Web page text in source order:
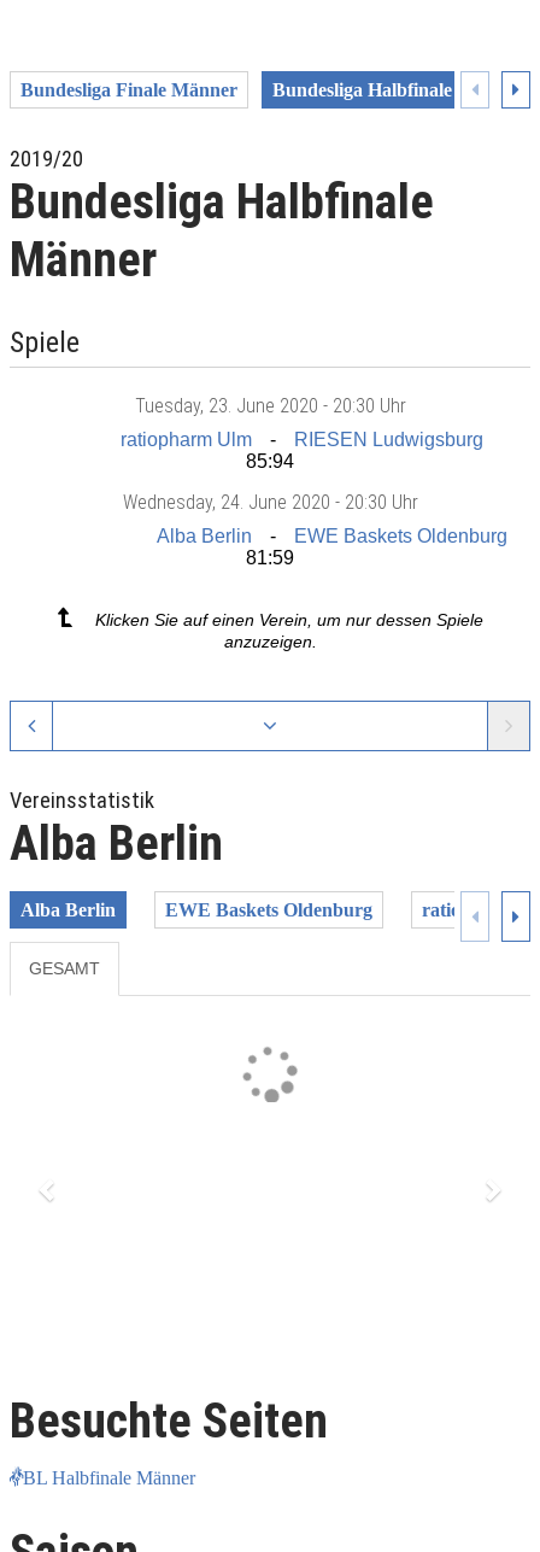
Bundesliga Finale Männer Bundesliga Halbfinale Männer
2019/20
Bundesliga Halbfinale
Männer
Spiele
Tuesday, 23. June 2020 - 20:30 Uhr
ratiopharm Ulm
RIESEN Ludwigsburg
85:94
Wednesday, 24. June 2020 - 20:30 Uhr
Alba Berlin
EWE Baskets Oldenburg
81:59
Klicken Sie auf einen Verein, um nur dessen Spiele
anzuzeigen.
Vereinsstatistik
Alba Berlin
Alba Berlin EWE Baskets Oldenburg ratiopharm
GESAMT
Besuchte Seiten
BL Halbfinale Männer